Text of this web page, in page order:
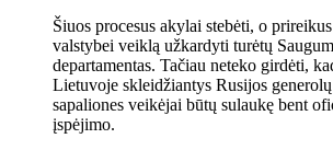
Šiuos procesus akylai stebėti, o
valstybei veiklą užkardyti turėtų
departamentas. Tačiau neteko girdėti,
Lietuvoje skleidžiantys Rusijos
sapaliones veikėjai būtų sulaukę bent
įspėjimo.